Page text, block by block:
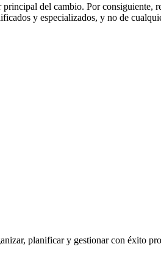
del cambio. Por
y especializados, y no de
planificar y gestionar con éxito